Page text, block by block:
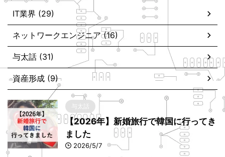
IT業界 (29)
ネットワークエンジニア (16)
与太話 (31)
資産形成 (9)
与太話
【2026年】新婚旅行で韓国に行ってき
ました
2026/5/7